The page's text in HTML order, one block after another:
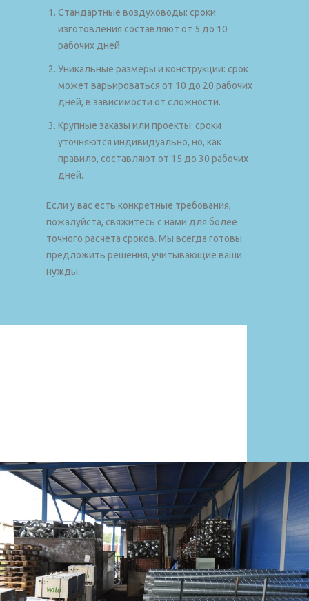
Стандартные воздуховоды: сроки
изготовления составляют от 5 до 10
рабочих дней.
Уникальные размеры и конструкции: срок
может варьироваться от 10 до 20 рабочих
дней, в зависимости от сложности.
Крупные заказы или проекты: сроки
уточняются индивидуально, но, как
правило, составляют от 15 до 30 рабочих
дней.
Если у вас есть конкретные требования,
пожалуйста, свяжитесь с нами для более
точного расчета сроков. Мы всегда готовы
предложить решения, учитывающие ваши
нужды.